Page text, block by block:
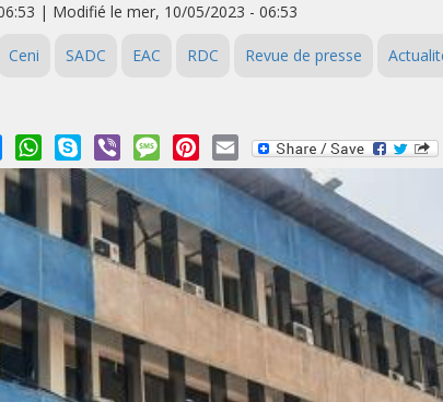
| Modifié le mer, 10/05/2023 - 06:53
Ceni SADC EAC RDC Revue de presse
MessengerWhatsApp
Skype Viber MessagePinterest
Email